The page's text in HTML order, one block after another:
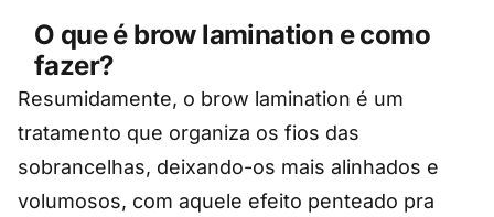
O que é brow lamination e como
fazer?
Resumidamente, o brow lamination é um
tratamento que organiza os fios das
sobrancelhas, deixando-os mais alinhados e
volumosos, com aquele efeito penteado pra